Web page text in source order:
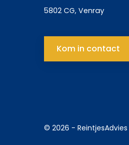
5802 CG, Venray
Kom in contact
© 2026 - ReintjesAdvies